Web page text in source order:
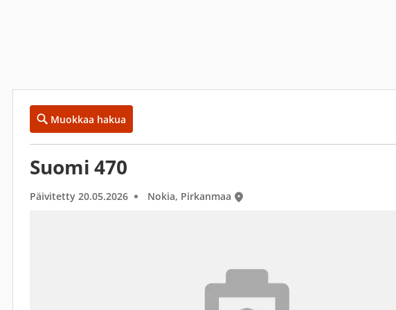
Muokkaa hakua
Suomi 470
Päivitetty 20.05.2026 Nokia, Pirkanmaa